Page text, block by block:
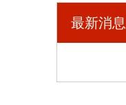
最新消息